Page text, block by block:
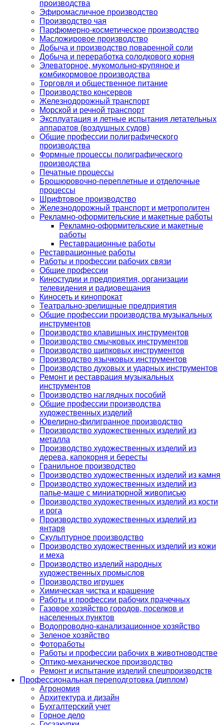
производства
Эфиромасличное производство
Производство чая
Парфюмерно-косметическое производство
Масложировое производство
Добыча и производство поваренной соли
Добыча и переработка солодкового корня
Элеваторное, мукомольно-крупяное и
комбикормовое производства
Торговля и общественное питание
Производство консервов
Железнодорожный транспорт
Морской и речной транспорт
Эксплуатация и летные испытания летательных
аппаратов (воздушных судов)
Общие профессии полиграфического
производства
Формные процессы полиграфического
производства
Печатные процессы
Брошюровочно-переплетные и отделочные
процессы
Шрифтовое производство
Железнодорожный транспорт и метрополитен
Рекламно-оформительские и макетные работы
Рекламно-оформительские и макетные
работы
Реставрационные работы
Реставрационные работы
Работы и профессии рабочих связи
Общие профессии
Киностудии и предприятия, организации
телевидения и радиовещания
Киносеть и кинопрокат
Театрально-зрелищные предприятия
Общие профессии производства музыкальных
инструментов
Производство клавишных инструментов
Производство смычковых инструментов
Производство щипковых инструментов
Производство язычковых инструментов
Производство духовых и ударных инструментов
Ремонт и реставрация музыкальных
инструментов
Производство наглядных пособий
Общие профессии производства
художественных изделий
Ювелирно-филигранное производство
Производство художественных изделий из
металла
Производство художественных изделий из
дерева, капокорня и бересты
Гранильное производство
Производство художественных изделий из камня
Производство художественных изделий из
папье-маше с миниатюрной живописью
Производство художественных изделий из кости
и рога
Производство художественных изделий из
янтаря
Скульптурное производство
Производство художественных изделий из кожи
и меха
Производство изделий народных
художественных промыслов
Производство игрушек
Химическая чистка и крашение
Работы и профессии рабочих прачечных
Газовое хозяйство городов, поселков и
населенных пунктов
Водопроводно-канализационное хозяйство
Зеленое хозяйство
Фотоработы
Работы и профессии рабочих в животноводстве
Оптико-механическое производство
Ремонт и испытание изделий спецпроизводств
Профессиональная переподготовка (диплом)
Агрономия
Архитектура и дизайн
Бухгалтерский учет
Горное дело